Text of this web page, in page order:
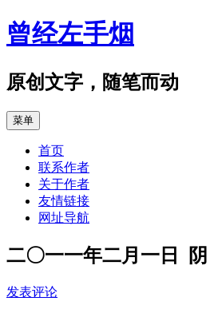
跳
至
文
曾经左手烟
原创文字，随笔而动
菜单
首页
联系作者
关于作者
友情链接
网址导航
二〇一一年二月一日
发表评论